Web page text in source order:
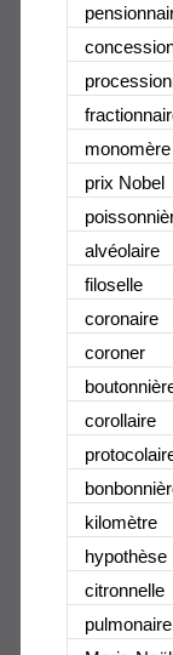
monomère
prix Nobel
alvéolaire
filoselle
coronaire
coroner
corollaire
kilomètre
hypothèse
citronnelle
pulmonaire